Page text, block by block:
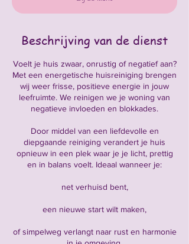
3
m
i
.
Beschrijving van de dienst
Voelt je huis zwaar, onrustig of negatief aan?
Met een energetische huisreiniging brengen
wij weer frisse, positieve energie in jouw
leefruimte. We reinigen we je woning van
negatieve invloeden en blokkades.
Door middel van een liefdevolle en
diepgaande reiniging verandert je huis
opnieuw in een plek waar je je licht, prettig
en in balans voelt. Ideaal wanneer je:
net verhuisd bent,
een nieuwe start wilt maken,
of simpelweg verlangt naar rust en harmonie